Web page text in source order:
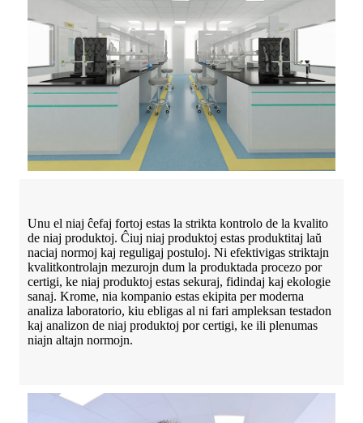
Unu el niaj ĉefaj fortoj estas la strikta kontrolo de la kvalito
de niaj produktoj. Ĉiuj niaj produktoj estas produktitaj laŭ
naciaj normoj kaj reguligaj postuloj. Ni efektivigas striktajn
kvalitkontrolajn mezurojn dum la produktada procezo por
certigi, ke niaj produktoj estas sekuraj, fidindaj kaj ekologie
sanaj. Krome, nia kompanio estas ekipita per moderna
analiza laboratorio, kiu ebligas al ni fari ampleksan testadon
kaj analizon de niaj produktoj por certigi, ke ili plenumas
niajn altajn normojn.